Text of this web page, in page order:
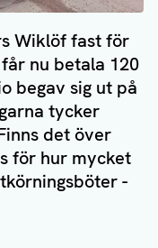
Wiklöf fast för
nu betala 120
begav sig ut på
tycker
det över
för hur mycket
-